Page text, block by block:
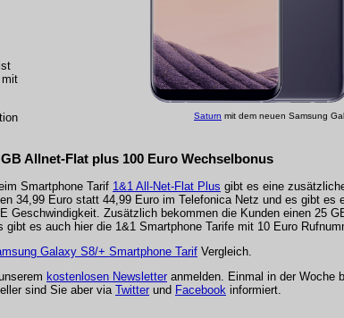
Saturn mit dem neuen Samsung
mit
Allnet-Flat plus 100 Euro Wechselbonus
Smartphone Tarif 1&1 All-Net-Flat Plus gibt es eine
34,99 Euro statt 44,99 Euro im Telefonica Netz und es gibt es
Zusätzlich bekommen die Kunden einen 25
es auch hier die 1&1 Smartphone Tarife mit 10 Euro
Galaxy S8/+ Smartphone Tarif Vergleich.
kostenlosen Newsletter anmelden. Einmal in der Woche
sind Sie aber via Twitter und Facebook informiert.